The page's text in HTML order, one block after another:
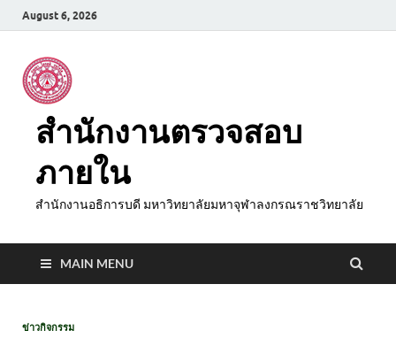
August 6, 2026
สำนักงานตรวจสอบ
ภายใน
สำนักงานอธิการบดี มหาวิทยาลัยมหาจุฬาลงกรณราชวิทยาลัย
MAIN MENU
ข่าวกิจกรรม